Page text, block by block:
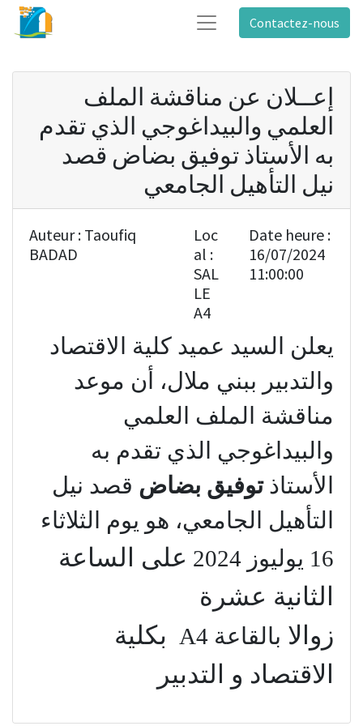
Contactez-nous
إعــلان عن مناقشة الملف
العلمي والبيداغوجي الذي تقدم
به الأستاذ توفيق بضاض قصد
نيل التأهيل الجامعي
Auteur : Taoufiq
BADAD
Loc
al :
SAL
LE
A4
Date heure :
16/07/2024
11:00:00
يعلن السيد عميد كلية الاقتصاد
والتدبير ببني ملال، أن موعد
مناقشة الملف العلمي
والبيداغوجي الذي تقدم به
الأستاذتوفيق بضاض قصد نيل
التأهيل الجامعي، هو يوم الثلاثاء
16 يوليوز 2024
على الساعة
الثانية عشرة
زوالا بالقاعة A4 بكلية
الاقتصاد و التدبير